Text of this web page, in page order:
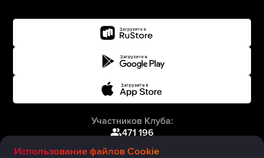
Использование файлов Cookie
Участников Клуба:
471 196